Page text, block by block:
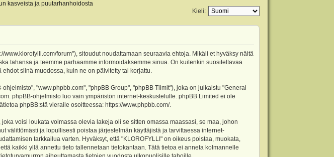
kasveista ja puutarhanhoidosta
Kieli:
forum"), sitoudut noudattamaan seuraavia ehtoja. Mikäli et hyväksy näitä
tahansa ja teemme parhaamme informoidaksemme sinua. On kuitenkin suositeltavaa
siinä muodossa, kuin ne on päivitetty tai korjattu.
"www.phpbb.com", "phpBB Group", "phpBB Tiimit"), joka on julkaistu "General
. phpBB-ohjelmisto luo vain ympäristön internet-keskustelulle. phpBB Limited ei ole
phpBB:stä vieraile osoitteessa: https://www.phpbb.com/.
voisi loukata voimassa olevia lakeja oli se sitten omassa maassasi, se maa, johon
välittömästi ja lopullisesti poistaa järjestelmän käyttäjistä ja tarvittaessa internet-
tarkkailua varten. Hyväksyt, että "KLOROFYLLI" on oikeus poistaa, muokata,
kaikki yllä annettu tieto tallennetaan tietokantaan. Tätä tietoa ei anneta kolmannelle